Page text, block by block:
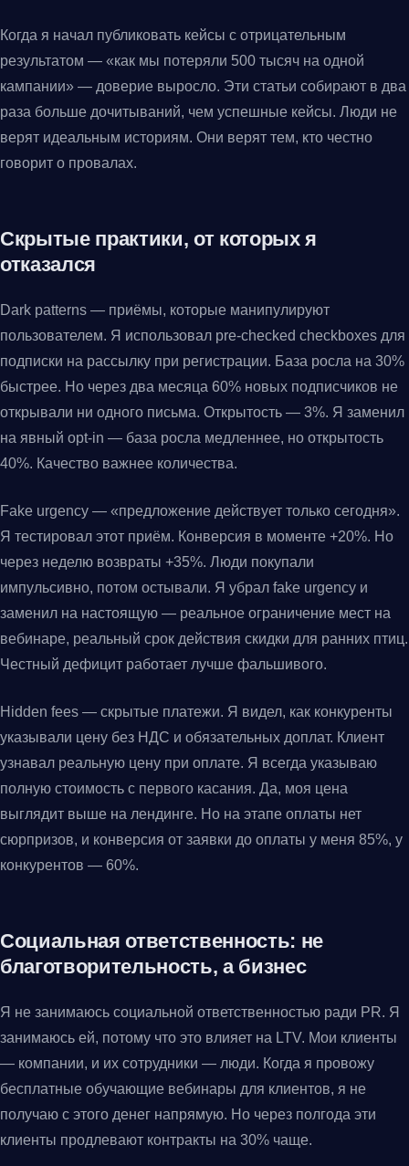
Когда я начал публиковать кейсы с отрицательным
результатом — «как мы потеряли 500 тысяч на одной
кампании» — доверие выросло. Эти статьи собирают в два
раза больше дочитываний, чем успешные кейсы. Люди не
верят идеальным историям. Они верят тем, кто честно
говорит о провалах.
Скрытые практики, от которых я
отказался
Dark patterns — приёмы, которые манипулируют
пользователем. Я использовал pre-checked checkboxes для
подписки на рассылку при регистрации. База росла на 30%
быстрее. Но через два месяца 60% новых подписчиков не
открывали ни одного письма. Открытость — 3%. Я заменил
на явный opt-in — база росла медленнее, но открытость
40%. Качество важнее количества.
Fake urgency — «предложение действует только сегодня».
Я тестировал этот приём. Конверсия в моменте +20%. Но
через неделю возвраты +35%. Люди покупали
импульсивно, потом остывали. Я убрал fake urgency и
заменил на настоящую — реальное ограничение мест на
вебинаре, реальный срок действия скидки для ранних птиц.
Честный дефицит работает лучше фальшивого.
Hidden fees — скрытые платежи. Я видел, как конкуренты
указывали цену без НДС и обязательных доплат. Клиент
узнавал реальную цену при оплате. Я всегда указываю
полную стоимость с первого касания. Да, моя цена
выглядит выше на лендинге. Но на этапе оплаты нет
сюрпризов, и конверсия от заявки до оплаты у меня 85%, у
конкурентов — 60%.
Социальная ответственность: не
благотворительность, а бизнес
Я не занимаюсь социальной ответственностью ради PR. Я
занимаюсь ей, потому что это влияет на LTV. Мои клиенты
— компании, и их сотрудники — люди. Когда я провожу
бесплатные обучающие вебинары для клиентов, я не
получаю с этого денег напрямую. Но через полгода эти
клиенты продлевают контракты на 30% чаще.